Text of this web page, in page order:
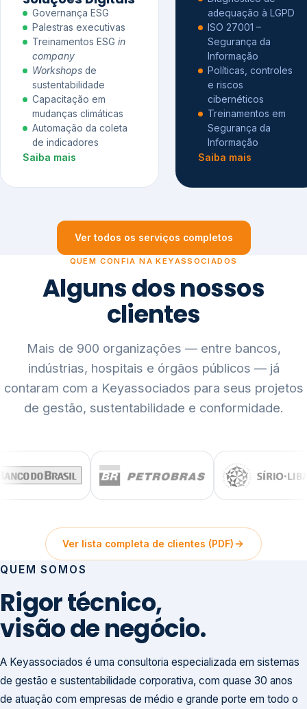
Governança ESG
Palestras executivas
Treinamentos ESG in
company
Workshops de
sustentabilidade
Capacitação em
mudanças climáticas
Automação da coleta
de indicadores
Saiba mais
adequação à LGPD
ISO 27001 –
Segurança da
Informação
Políticas, controles
e riscos
cibernéticos
Treinamentos em
Segurança da
Informação
Saiba mais
Ver todos os serviços completos
QUEM CONFIA NA KEYASSOCIADOS
Alguns dos nossos
clientes
Mais de 900 organizações — entre bancos,
indústrias, hospitais e órgãos públicos — já
contaram com a Keyassociados para seus projetos
de gestão, sustentabilidade e conformidade.
Ver lista completa de clientes (PDF)
QUEM SOMOS
Rigor técnico,
visão de negócio.
A Keyassociados é uma consultoria especializada em sistemas
de gestão e sustentabilidade corporativa, com quase 30 anos
de atuação com empresas de médio e grande porte em todo o